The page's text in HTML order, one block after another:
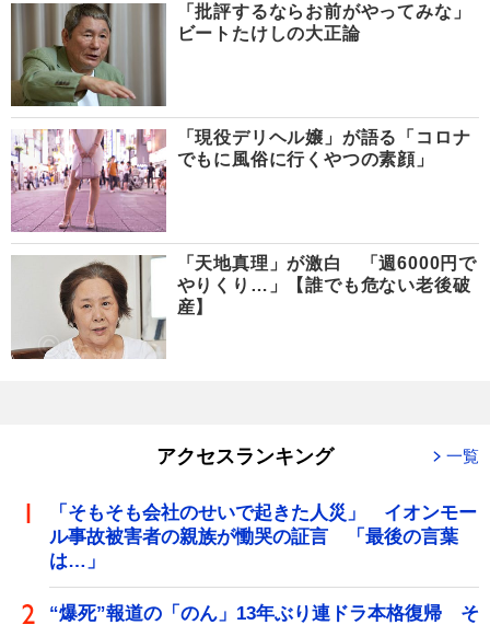
「批評するならお前がやってみな」
ビートたけしの大正論
「現役デリヘル嬢」が語る「コロナ
でもに風俗に行くやつの素顔」
「天地真理」が激白 「週6000円で
やりくり…」【誰でも危ない老後破
産】
アクセスランキング 一覧
「そもそも会社のせいで起きた人災」 イオンモー
ル事故被害者の親族が慟哭の証言 「最後の言葉
は…」
“爆死”報道の「のん」13年ぶり連ドラ本格復帰 そ